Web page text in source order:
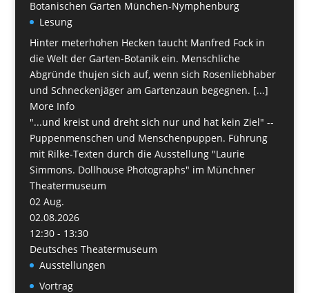
Botanischen Garten München-Nymphenburg
Lesung
Hinter meterhohen Hecken taucht Manfred Fock in
die Welt der Garten-Botanik ein. Menschliche
Abgründe thujen sich auf, wenn sich Rosenliebhaber
und Schneckenjäger am Gartenzaun begegnen. [...]
More Info
"...und kreist und dreht sich nur und hat kein Ziel" --
Puppenmenschen und Menschenpuppen. Führung
mit Rilke-Texten durch die Ausstellung "Laurie
Simmons. Dollhouse Photographs" im Münchner
Theatermuseum
02 Aug.
02.08.2026
12:30 - 13:30
Deutsches Theatermuseum
Ausstellungen
Vortrag